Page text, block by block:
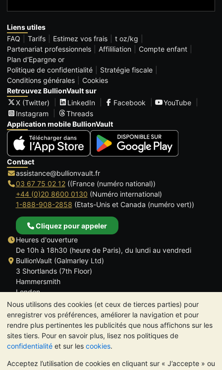
Nous utilisons des cookies (et ceux de tierces parties) pour
enregistrer vos préférences, améliorer la navigation et pour
rendre plus pertinentes les publicités que nous affichons sur les
sites tiers. Pour en savoir plus, lisez nos politiques de
confidentialité et sur les cookies.
Acceptez l’utilisation de cookies en cliquant sur « J’accepte » ou
Liens utiles
FAQ
Tarifs Estimez vos frais
t oz/kg
Partenariat professionnels
Affililiation
Compte enfant
Plan d'Epargne or
Politique de confidentialité
Stratégie fiscale
Conditions générales
Cookies
Retrouvez BullionVault sur
X (Twitter)
LinkedIn Facebook
YouTube
Instagram
Threads
Application mobile BullionVault
Contact
assistance@bullionvault.fr
03 67 75 02 12((France (numéro national))
+44 (0)20 8600 0130 (Numéro international)
1-888-908-2858 (Etats-Unis et Canada (numéro vert))
Cliquez pour appeler
Heures d'ouverture
De 10h à 18h30 (heure de Paris), du lundi au vendredi
BullionVault (Galmarley Ltd)
3 Shortlands (7th Floor)
Hammersmith
London
W6 8DA
ROYAUME UNI
TrustScore 4.6 | 534 avis